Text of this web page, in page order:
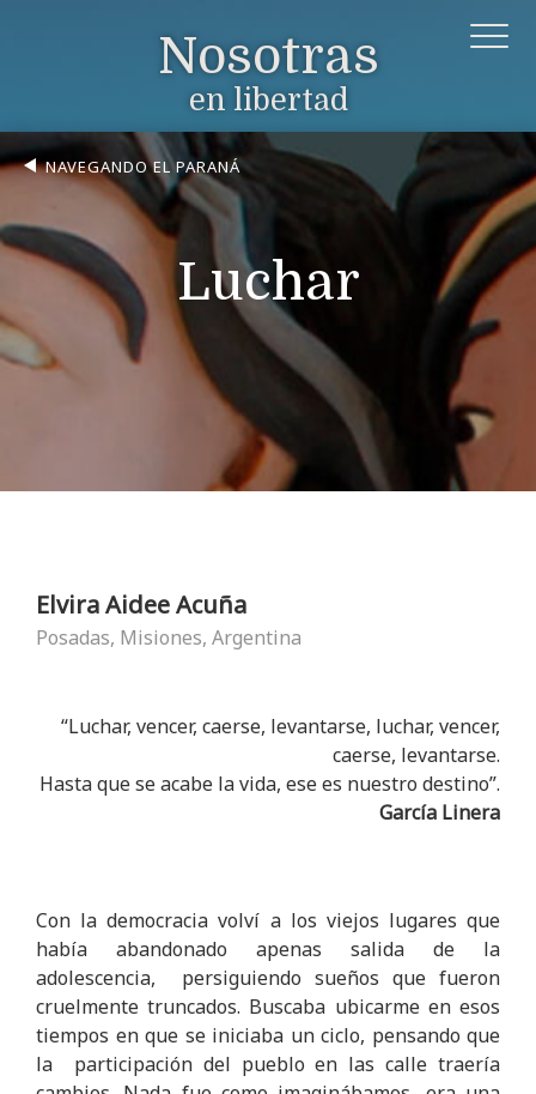
Nosotras
en libertad
NAVEGANDO EL PARANÁ
Luchar
Elvira Aidee Acuña
Posadas, Misiones, Argentina
“Luchar, vencer, caerse, levantarse, luchar, vencer,
caerse, levantarse.
Hasta que se acabe la vida, ese es nuestro destino”.
García Linera
Con la democracia volví a los viejos lugares que
había abandonado apenas salida de la
adolescencia, persiguiendo sueños que fueron
cruelmente truncados. Buscaba ubicarme en esos
tiempos en que se iniciaba un ciclo, pensando que
la participación del pueblo en las calle traería